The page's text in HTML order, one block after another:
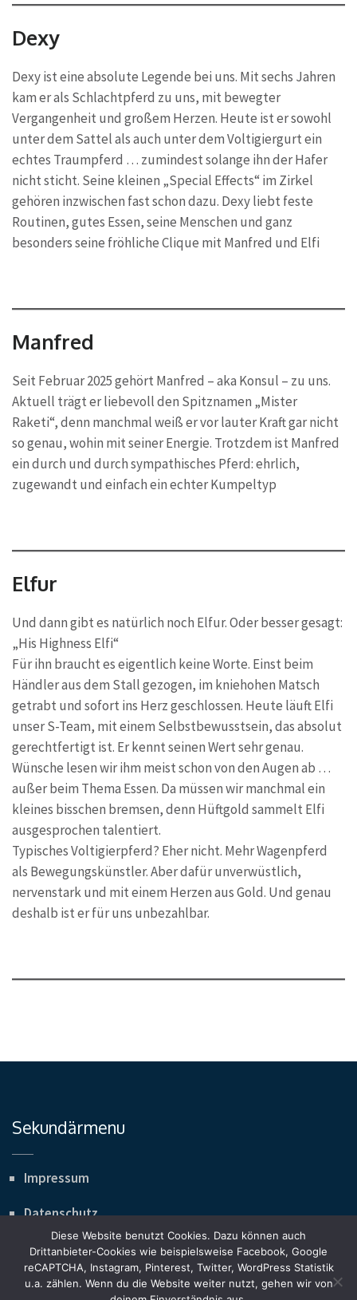
Dexy
Dexy ist eine absolute Legende bei uns. Mit sechs Jahren
kam er als Schlachtpferd zu uns, mit bewegter
Vergangenheit und großem Herzen. Heute ist er sowohl
unter dem Sattel als auch unter dem Voltigiergurt ein
echtes Traumpferd … zumindest solange ihn der Hafer
nicht sticht. Seine kleinen „Special Effects“ im Zirkel
gehören inzwischen fast schon dazu. Dexy liebt feste
Routinen, gutes Essen, seine Menschen und ganz
besonders seine fröhliche Clique mit Manfred und Elfi
Manfred
Seit Februar 2025 gehört Manfred – aka Konsul – zu uns.
Aktuell trägt er liebevoll den Spitznamen „Mister
Raketi“, denn manchmal weiß er vor lauter Kraft gar nicht
so genau, wohin mit seiner Energie. Trotzdem ist Manfred
ein durch und durch sympathisches Pferd: ehrlich,
zugewandt und einfach ein echter Kumpeltyp
Elfur
Und dann gibt es natürlich noch Elfur. Oder besser gesagt:
„His Highness Elfi“
Für ihn braucht es eigentlich keine Worte. Einst beim
Händler aus dem Stall gezogen, im kniehohen Matsch
getrabt und sofort ins Herz geschlossen. Heute läuft Elfi
unser S-Team, mit einem Selbstbewusstsein, das absolut
gerechtfertigt ist. Er kennt seinen Wert sehr genau.
Wünsche lesen wir ihm meist schon von den Augen ab …
außer beim Thema Essen. Da müssen wir manchmal ein
kleines bisschen bremsen, denn Hüftgold sammelt Elfi
ausgesprochen talentiert.
Typisches Voltigierpferd? Eher nicht. Mehr Wagenpferd
als Bewegungskünstler. Aber dafür unverwüstlich,
nervenstark und mit einem Herzen aus Gold. Und genau
deshalb ist er für uns unbezahlbar.
Sekundärmenu
Impressum
Datenschutz
RVC Wedemark Reit- und Voltigierclub
Diese Website benutzt Cookies. Dazu können auch
Drittanbieter-Cookies wie beispielsweise Facebook, Google
reCAPTCHA, Instagram, Pinterest, Twitter, WordPress Statistik
u.a. zählen. Wenn du die Website weiter nutzt, gehen wir von